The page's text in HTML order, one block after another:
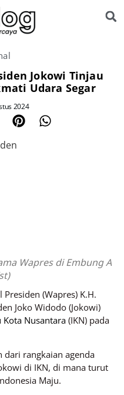
Jokowi Tinjau
Udara Segar
2024
Wapres di Embung A
Presiden (Wapres) K.H.
Joko Widodo (Jokowi)
Kota Nusantara (IKN) pada
dari rangkaian agenda
di IKN, di mana turut
Maju.